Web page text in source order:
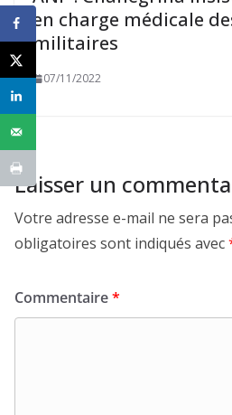
en charge médicale
militaires
07/11/2022
Laisser un
Votre adresse e-mail ne sera
obligatoires sont indiqués avec
Commentaire*